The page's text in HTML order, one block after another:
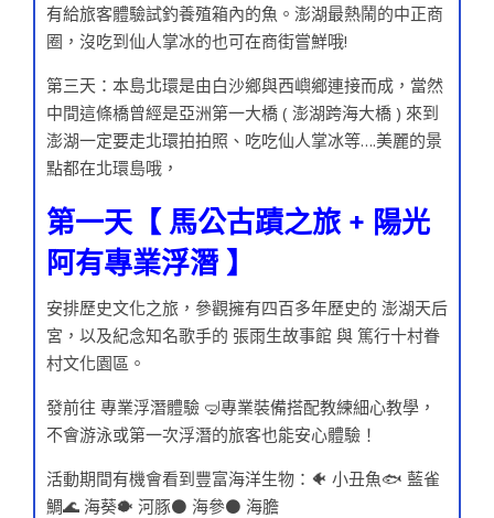
有給旅客體驗試釣養殖箱內的魚。澎湖最熱鬧的中正商
圈，沒吃到仙人掌冰的也可在商街嘗鮮哦!
第三天：本島北環是由白沙鄉與西嶼鄉連接而成，當然
中間這條橋曾經是亞洲第一大橋 ( 澎湖跨海大橋 ) 來到
澎湖一定要走北環拍拍照、吃吃仙人掌冰等….美麗的景
點都在北環島哦，
第一天【 馬公古蹟之旅 + 陽光
阿有專業浮潛 】
安排歷史文化之旅，參觀擁有四百多年歷史的 澎湖天后
宮，以及紀念知名歌手的 張雨生故事館 與 篤行十村眷
村文化園區。
發前往 專業浮潛體驗 🤿專業裝備搭配教練細心教學，
不會游泳或第一次浮潛的旅客也能安心體驗！
活動期間有機會看到豐富海洋生物：🐠 小丑魚🐟 藍雀
鯛🌊 海葵🐡 河豚⚫ 海參⚫ 海膽